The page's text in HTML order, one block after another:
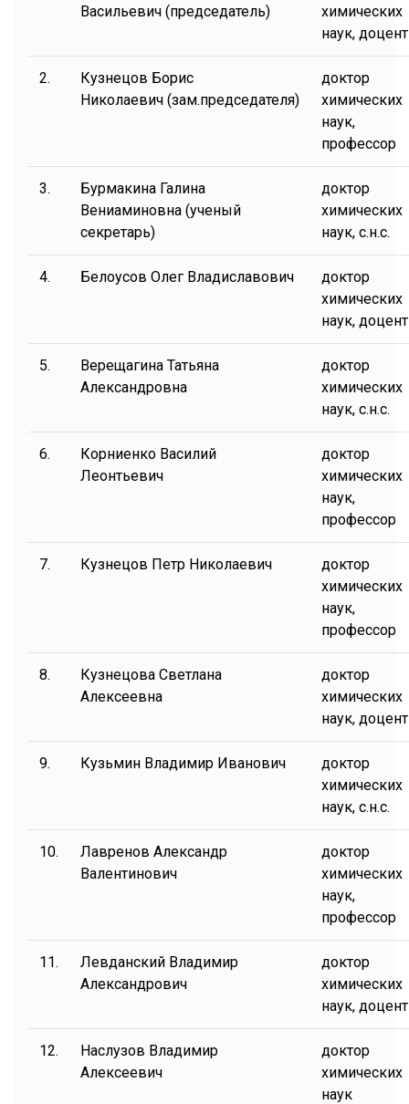
Васильевич (председатель)
химических
наук, доцент
2.
Кузнецов Борис
Николаевич (зам.председателя)
доктор
химических
наук,
профессор
3.
Бурмакина Галина
Вениаминовна (ученый
секретарь)
доктор
химических
наук, с.н.с.
4. Белоусов Олег Владиславович
доктор
химических
наук, доцент
5.
Верещагина Татьяна
Александровна
доктор
химических
наук, с.н.с.
6.
Корниенко Василий
Леонтьевич
доктор
химических
наук,
профессор
7. Кузнецов Петр Николаевич
доктор
химических
наук,
профессор
8.
Кузнецова Светлана
Алексеевна
доктор
химических
наук, доцент
9. Кузьмин Владимир Иванович
доктор
химических
наук, с.н.с.
10.
Лавренов Александр
Валентинович
доктор
химических
наук,
профессор
11.
Левданский Владимир
Александрович
доктор
химических
наук, доцент
12.
Наслузов Владимир
Алексеевич
доктор
химических
наук